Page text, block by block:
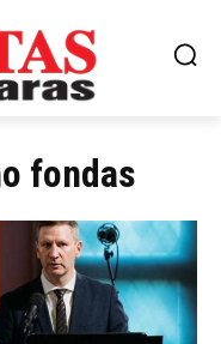
fondas